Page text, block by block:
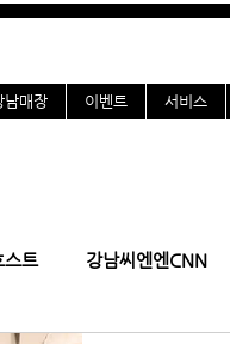
남매장 이벤트 서비스
스트 강남씨엔엔CNN